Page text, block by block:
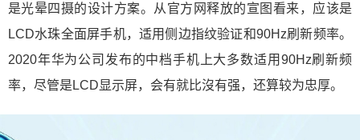
是光晕四摄的设计方案。从官方网释放的宣图看来，应该是
LCD水珠全面屏手机，适用侧边指纹验证和90Hz刷新频率。
2020年华为公司发布的中档手机上大多数适用90Hz刷新频
率，尽管是LCD显示屏，会有就比沒有强，还算较为忠厚。